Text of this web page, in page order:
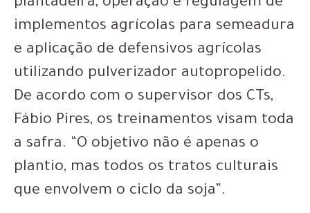
plantadeira, operação e regulagem de
implementos agrícolas para semeadura
e aplicação de defensivos agrícolas
utilizando pulverizador autopropelido.
De acordo com o supervisor dos CTs,
Fábio Pires, os treinamentos visam toda
a safra. “O objetivo não é apenas o
plantio, mas todos os tratos culturais
que envolvem o ciclo da soja”.